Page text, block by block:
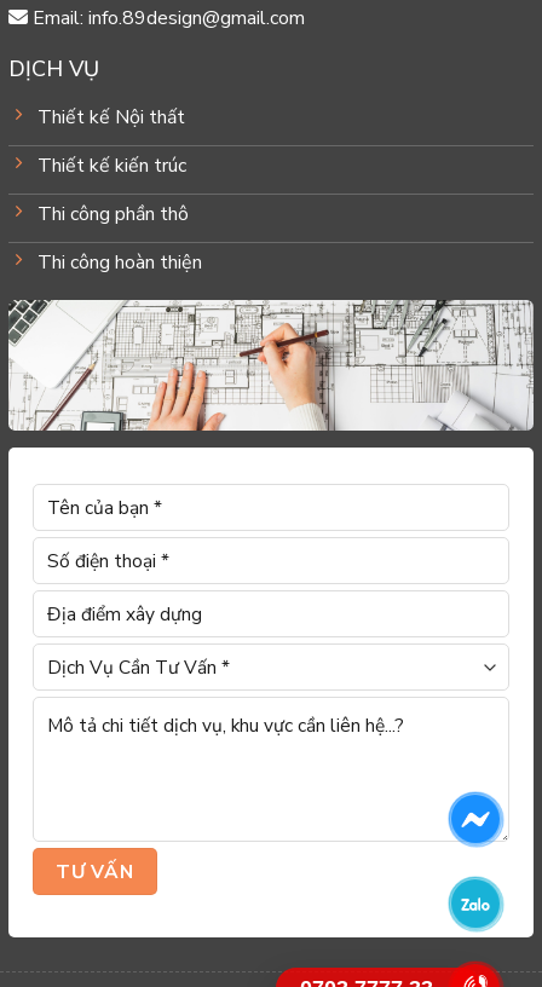
Email: info.89design@gmail.com
DỊCH VỤ
Thiết kế Nội thất
Thiết kế kiến trúc
Thi công phần thô
Thi công hoàn thiện